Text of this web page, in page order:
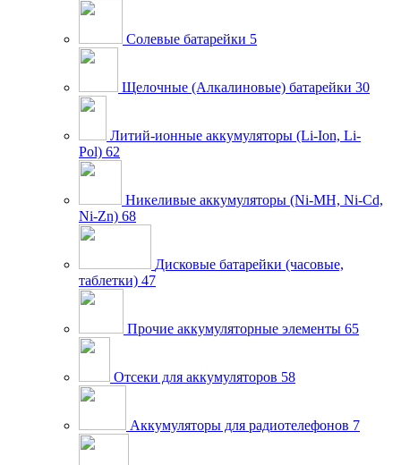
Солевые батарейки 5
Щелочные (Алкалиновые) батарейки 30
Литий-ионные аккумуляторы (Li-Ion, Li-
Pol) 62
Никеливые аккумуляторы (Ni-MH, Ni-Cd,
Ni-Zn) 68
Дисковые батарейки (часовые,
таблетки) 47
Прочие аккумуляторные элементы 65
Отсеки для аккумуляторов 58
Аккумуляторы для радиотелефонов 7